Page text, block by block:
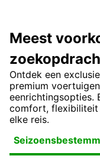
Meest
Ontdek een
premium
eenrichtingsopties.
comfort, flexibiliteit
elke reis.